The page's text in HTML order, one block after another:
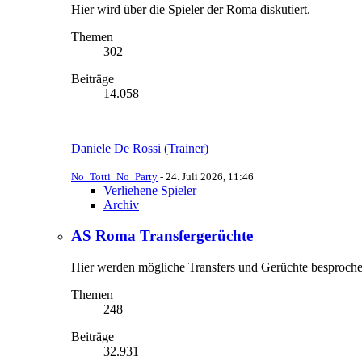
Hier wird über die Spieler der Roma diskutiert.
Themen
302
Beiträge
14.058
Daniele De Rossi (Trainer)
No_Totti_No_Party - 24. Juli 2026, 11:46
Verliehene Spieler
Archiv
AS Roma Transfergerüchte
Hier werden mögliche Transfers und Gerüchte
Themen
248
Beiträge
32.931